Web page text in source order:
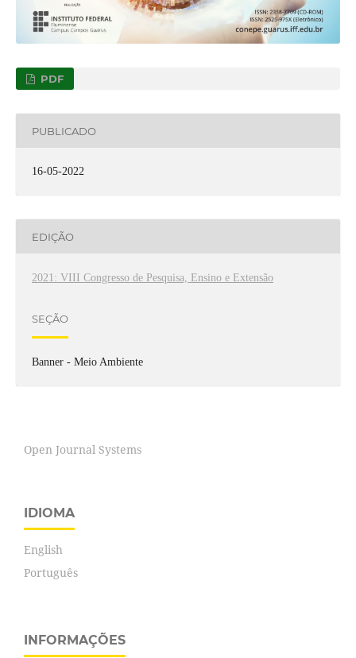
PDF
PUBLICADO
16-05-2022
EDIÇÃO
2021: VIII Congresso de Pesquisa, Ensino e Extensão
SEÇÃO
Banner - Meio Ambiente
Open Journal Systems
IDIOMA
English
Português
INFORMAÇÕES